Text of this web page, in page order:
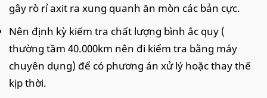
gây rò rỉ axit ra xung quanh ăn mòn các bản cực.
Nên định kỳ kiểm tra chất lượng bình ắc quy (
thường tầm 40.000km nên đi kiểm tra bằng máy
chuyên dụng) để có phương án xử lý hoặc thay thế
kịp thời.